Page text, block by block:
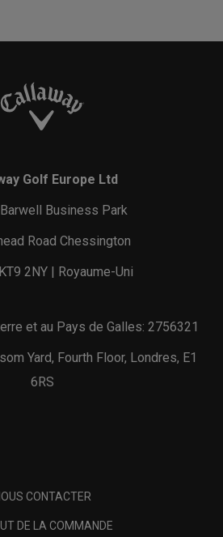
Golf Europe Ltd
Business Park
Road Chessington
2NY | Royaume-Uni
et au Pays de Galles: 2756321
Yard, Fourth Floor, Londres, E1
6RS
CONTACTER
DE LA COMMANDE